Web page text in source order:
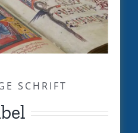
SCHRIFT